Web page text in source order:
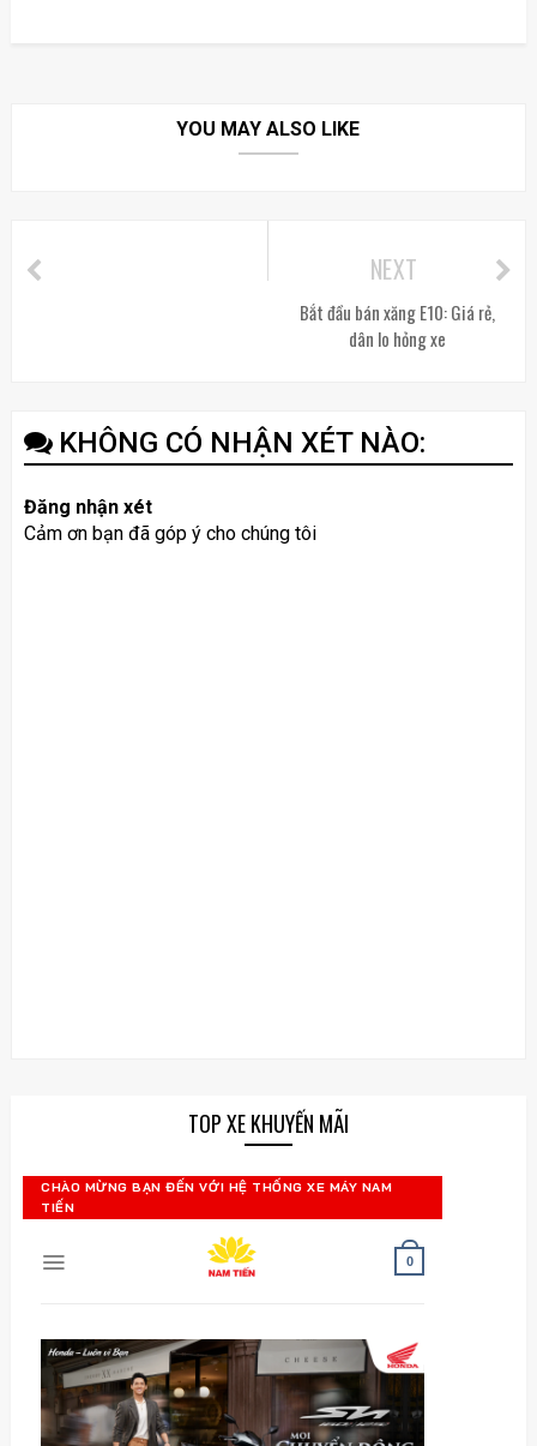
YOU MAY ALSO LIKE
NEXT
Bắt đầu bán xăng E10: Giá rẻ,
dân lo hỏng xe
KHÔNG CÓ NHẬN XÉT NÀO:
Đăng nhận xét
Cảm ơn bạn đã góp ý cho chúng tôi
TOP XE KHUYẾN MÃI